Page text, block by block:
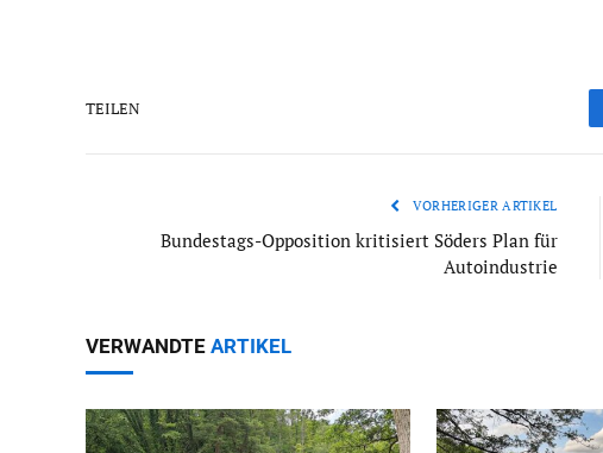
TEILEN
VORHERIGER ARTIKEL
Bundestags-Opposition kritisiert Söders Plan für
Autoindustrie
VERWANDTE ARTIKEL